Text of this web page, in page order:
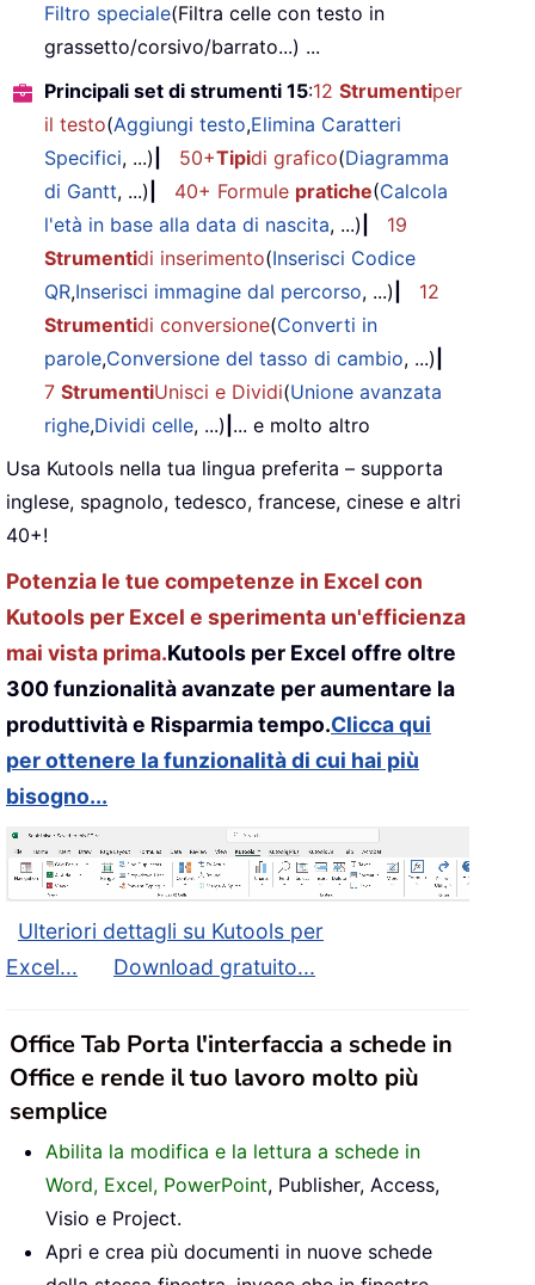
Filtro speciale(Filtra celle con testo in
grassetto/corsivo/barrato...) ...
Principali set di strumenti 15:12 Strumentiper
il testo(Aggiungi testo,Elimina Caratteri
Specifici, ...) 50+Tipidi grafico(Diagramma
di Gantt, ...) 40+ Formule pratiche(Calcola
l'età in base alla data di nascita, ...)
19
Strumentidi inserimento(Inserisci Codice
QR,Inserisci immagine dal percorso, ...)
12
Strumentidi conversione(Converti in
parole,Conversione del tasso di cambio, ...)
7 StrumentiUnisci e Dividi(Unione avanzata
righe,Dividi celle, ...) ... e molto altro
Usa Kutools nella tua lingua preferita – supporta
inglese, spagnolo, tedesco, francese, cinese e altri
40+!
Potenzia le tue competenze in Excel con
Kutools per Excel e sperimenta un'efficienza
mai vista prima.Kutools per Excel offre oltre
300 funzionalità avanzate per aumentare la
produttività e Risparmia tempo.Clicca qui
per ottenere la funzionalità di cui hai più
bisogno...
Ulteriori dettagli su Kutools per
Excel...
Download gratuito...
Office Tab Porta l'interfaccia a schede in
Office e rende il tuo lavoro molto più
semplice
Abilita la modifica e la lettura a schede in
Word, Excel, PowerPoint, Publisher, Access,
Visio e Project.
Apri e crea più documenti in nuove schede